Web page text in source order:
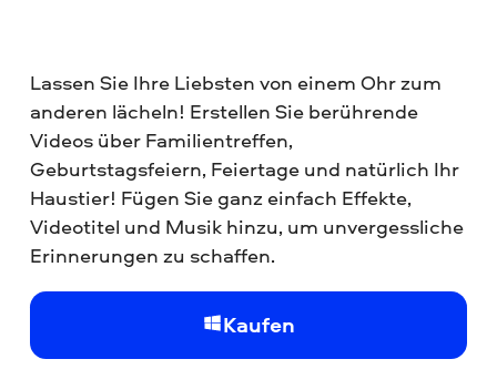
Lassen Sie Ihre Liebsten von einem Ohr zum
anderen lächeln! Erstellen Sie berührende
Videos über Familientreffen,
Geburtstagsfeiern, Feiertage und natürlich Ihr
Haustier! Fügen Sie ganz einfach Effekte,
Videotitel und Musik hinzu, um unvergessliche
Erinnerungen zu schaffen.
Kaufen